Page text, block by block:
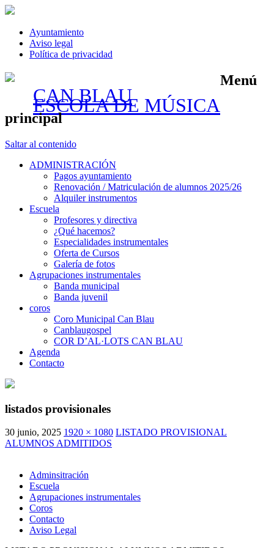
Ayuntamiento
Aviso legal
Política de privacidad
CAN BLAU
ESCOLA DE MÚSICA
Menú
principal
Saltar al contenido
ADMINISTRACIÓN
Pagos ayuntamiento
Renovación / Matriculación de alumnos 2025/26
Alquiler instrumentos
Escuela
Profesores y directiva
¿Qué hacemos?
Especialidades instrumentales
Oferta de Cursos
Galería de fotos
Agrupaciones instrumentales
Banda municipal
Banda juvenil
coros
Coro Municipal Can Blau
Canblaugospel
COR D’AL·LOTS CAN BLAU
Agenda
Contacto
listados provisionales
30 junio, 2025 1920 × 1080 LISTADO PROVISIONAL
ALUMNOS ADMITIDOS
Adminsitración
Escuela
Agrupaciones instrumentales
Coros
Contacto
Aviso Legal